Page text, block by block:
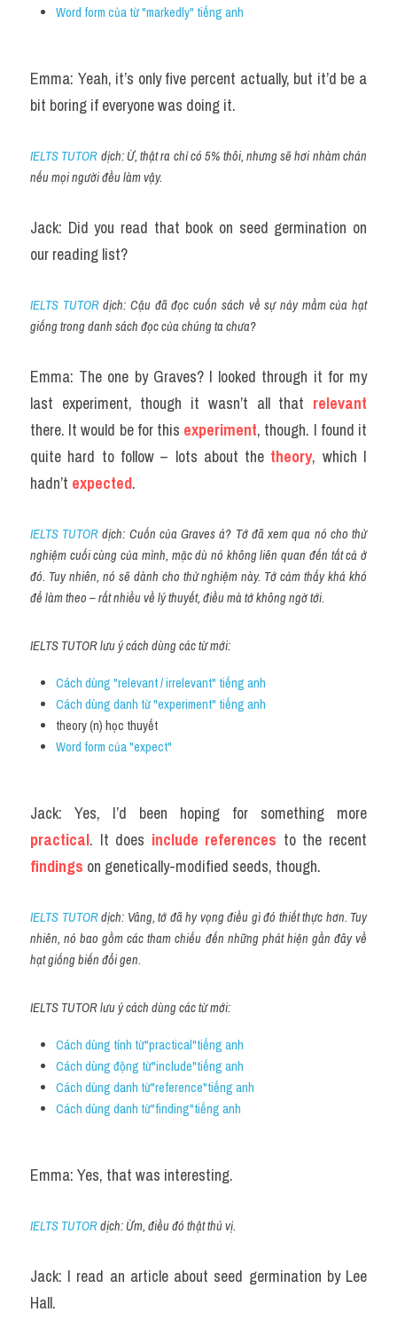
Word form của từ "markedly" tiếng anh
Emma: Yeah, it’s only five percent actually, but it’d be a
bit boring if everyone was doing it.
IELTS TUTOR dịch: Ừ, thật ra chỉ có 5% thôi, nhưng sẽ hơi nhàm chán
nếu mọi người đều làm vậy.
Jack: Did you read that book on seed germination on
our reading list?
IELTS TUTOR dịch: Cậu đã đọc cuốn sách về sự nảy mầm của hạt
giống trong danh sách đọc của chúng ta chưa?
Emma: The one by Graves? I looked through it for my
last experiment, though it wasn’t all that relevant
there. It would be for this experiment, though. I found it
quite hard to follow – lots about the theory, which I
hadn’t expected.
IELTS TUTOR dịch: Cuốn của Graves á? Tớ đã xem qua nó cho thử
nghiệm cuối cùng của mình, mặc dù nó không liên quan đến tất cả ở
đó. Tuy nhiên, nó sẽ dành cho thử nghiệm này. Tớ cảm thấy khá khó
để làm theo – rất nhiều về lý thuyết, điều mà tớ không ngờ tới.
IELTS TUTOR lưu ý cách dùng các từ mới:
Cách dùng "relevant / irrelevant" tiếng anh
Cách dùng danh từ "experiment" tiếng anh
theory (n) học thuyết
Word form của "expect"
practical. It does include references
findings on genetically-modified seeds, though.
IELTS TUTOR dịch: Vâng, tớ đã hy vọng điều gì đó thiết thực hơn. Tuy
nhiên, nó bao gồm các tham chiếu đến những phát hiện gần đây về
hạt giống biến đổi gen.
IELTS TUTOR lưu ý cách dùng các từ mới:
Cách dùng tính từ"practical"tiếng anh
Cách dùng động từ"include"tiếng anh
Cách dùng danh từ"reference"tiếng anh
Cách dùng danh từ"finding"tiếng anh
Emma: Yes, that was interesting.
IELTS TUTOR dịch: Ừm, điều đó thật thú vị.
Jack: I read an article about seed germination by Lee
Hall.